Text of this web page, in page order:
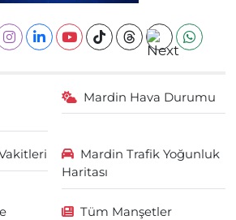
Mardin Hava Durumu
Mardin Trafik Yoğunluk
Haritası
Tüm Manşetler